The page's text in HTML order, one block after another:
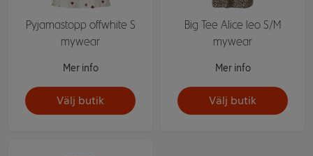
Pyjamastopp offwhite S
mywear
Mer info
Välj butik
Big Tee Alice leo S/M
mywear
Mer info
Välj butik